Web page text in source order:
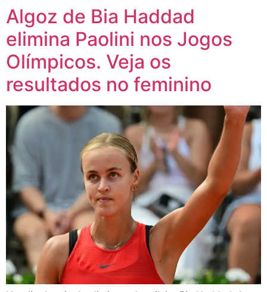
Algoz de Bia Haddad
elimina Paolini nos Jogos
Olímpicos. Veja os
resultados no feminino